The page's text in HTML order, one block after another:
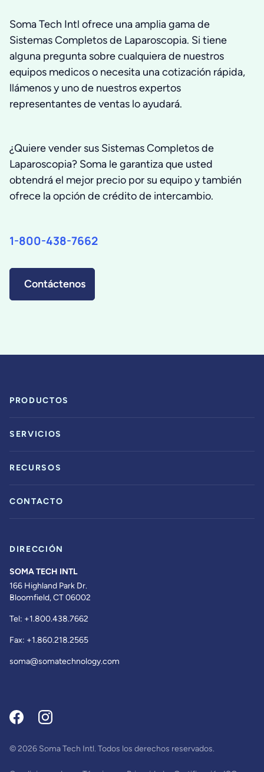
Soma Tech Intl ofrece una amplia gama de
Sistemas Completos de Laparoscopia. Si tiene
alguna pregunta sobre cualquiera de nuestros
equipos medicos o necesita una cotización rápida,
llámenos y uno de nuestros expertos
representantes de ventas lo ayudará.
¿Quiere vender sus Sistemas Completos de
Laparoscopia? Soma le garantiza que usted
obtendrá el mejor precio por su equipo y también
ofrece la opción de crédito de intercambio.
1-800-438-7662
Contáctenos
PRODUCTOS
SERVICIOS
RECURSOS
CONTACTO
DIRECCIÓN
SOMA TECH INTL
166 Highland Park Dr.
Bloomfield, CT 06002
Tel: +1.800.438.7662
Fax: +1.860.218.2565
soma@somatechnology.com
© 2026 Soma Tech Intl. Todos los derechos reservados.